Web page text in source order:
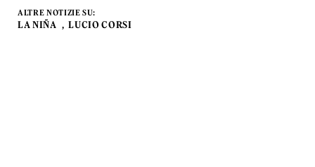
ALTRE NOTIZIE SU:
LA NIÑA LUCIO CORSI